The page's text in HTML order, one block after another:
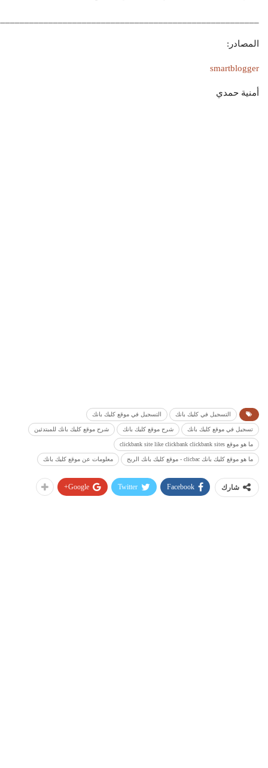
المصادر:
smartblogger
أمنية حمدي
التسجيل في كليك بانك التسجيل في موقع كليك بانك
تسجيل في موقع كليك بانك شرح موقع كليك بانك شرح موقع كليك بانك للمبتدئين
ما هو موقع clickbank site like clickbank clickbank sites
ما هو موقع كليك بانك clicbac - موقع كليك بانك الربح معلومات عن موقع كليك بانك
شارك Facebook
Twitter
Google+